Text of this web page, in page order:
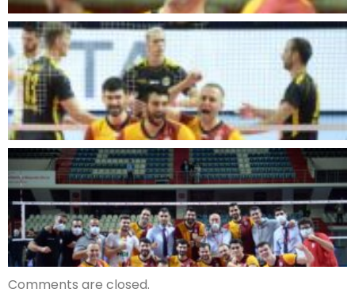
Comments are closed.